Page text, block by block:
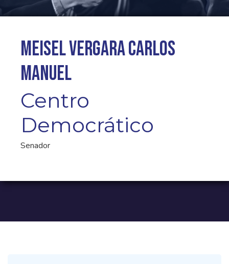
Meisel Vergara Carlos
Manuel
Centro
Democrático
Senador